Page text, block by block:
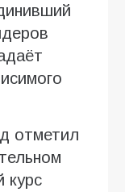
отметил
курс